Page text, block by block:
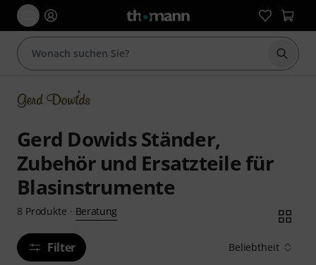
Suche
Gerd Dowids Ständer,
Zubehör und Ersatzteile für
Blasinstrumente
8 Produkte · Beratung
Filter Beliebtheit